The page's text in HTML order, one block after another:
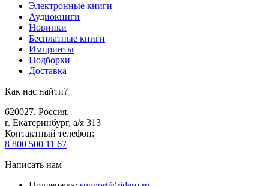
Электронные книги
Аудиокниги
Новинки
Бесплатные книги
Импринты
Подборки
Доставка
Как нас найти?
620027, Россия,
г. Екатеринбург, а/я 313
Контактный телефон:
8 800 500 11 67
Написать нам